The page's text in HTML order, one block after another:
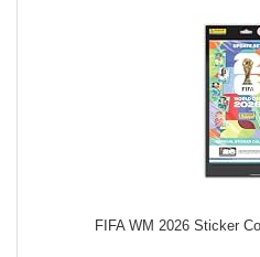
FIFA WM 2026 Sticker